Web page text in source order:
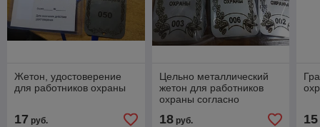
Жетон, удостоверение
для работников охраны
17 руб.
Цельно металлический
жетон для работников
охраны согласно
18руб. 15